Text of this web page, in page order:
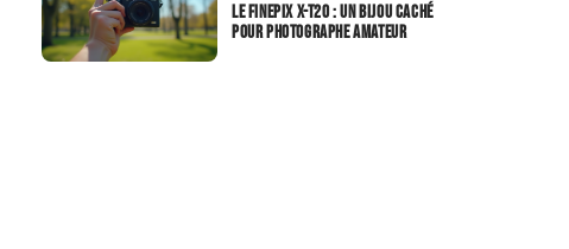
Le FinePix X-T20 : un bijou caché
pour photographe amateur